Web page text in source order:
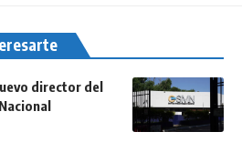
director del